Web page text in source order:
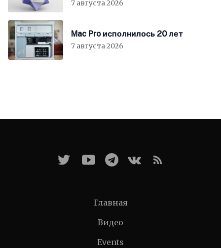
7 августа 2026
Mac Pro исполнилось 20 лет
7 августа 2026
Главная
Видео
Events